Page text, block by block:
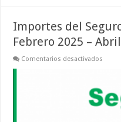
Importes del
Febrero 2025 –
Comentarios desactivados
de
Vida
y